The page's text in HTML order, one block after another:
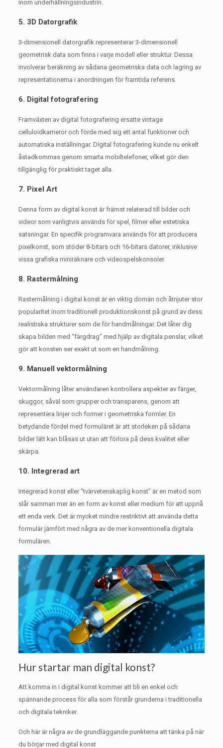
inom underhållningsindustrin.
5. 3D Datorgrafik
3-dimensionell datorgrafik representerar 3-dimensionell
geometrisk data som finns i varje modell eller struktur. Dessa
involverar beräkning av sådana geometriska data och lagring av
representationerna i anordningen för framtida referens.
6. Digital fotografering
Framväxten av digital fotografering ersatte vintage
celluloidkameror och förde med sig ett antal funktioner och
automatiska inställningar. Digital fotografering kunde nu enkelt
åstadkommas genom smarta mobiltelefoner, vilket gör den
tillgänglig för praktiskt taget alla.
7. Pixel Art
Denna form av digital konst är främst relaterad till bilder och
videor som vanligtvis används för spel, filmer eller estetiska
satsningar. En specifik programvara används för att producera
pixelkonst, som stöder 8-bitars och 16-bitars datorer, inklusive
vissa grafiska miniräknare och videospelskonsoler.
8. Rastermålning
Rastermålning i digital konst är en viktig domän och åtnjuter stor
popularitet inom traditionell produktionskonst på grund av dess
realistiska strukturer som de för handmålningar. Det låter dig
skapa bilden med “färgdrag” med hjälp av digitala penslar, vilket
gör att konsten ser exakt ut som en handmålning.
9. Manuell vektormålning
Vektormålning låter användaren kontrollera aspekter av färger,
skuggor, såväl som grupper och transparens, genom att
representera linjer och former i geometriska formler. En
betydande fördel med formuläret är att storleken på sådana
bilder lätt kan blåsas ut utan att förlora på dess kvalitet eller
skärpa.
10. Integrerad art
Integrerad konst eller “tvärvetenskaplig konst” är en metod som
slår samman mer än en form av konst eller medium för att uppnå
ett enda verk. Det är mycket mindre restriktivt att använda detta
formulär jämfört med några av de mer konventionella digitala
formulären.
Hur startar man digital konst?
Att komma in i digital konst kommer att bli en enkel och
spännande process för alla som förstår grunderna i traditionella
och digitala tekniker.
Och här är några av de grundläggande punkterna att tänka på när
du börjar med digital konst